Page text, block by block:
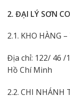
2. ĐẠI LÝ SƠN
2.1. KHO HÀNG
Địa chỉ: 122/ 46 /
Hồ Chí Minh
2.2. CHI NHÁNH